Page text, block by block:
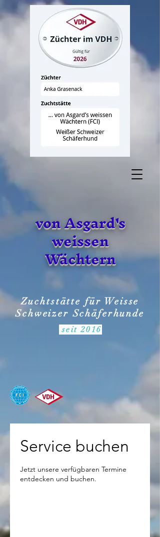
von Asgard's
weissen
Wächtern
Zuchtstätte für Weisse
Schweizer Schäferhunde
seit 2016
Service buchen
Jetzt unsere verfügbaren Termine
entdecken und buchen.